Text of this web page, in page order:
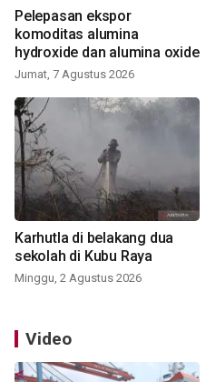
Pelepasan ekspor
komoditas alumina
hydroxide dan alumina oxide
Jumat, 7 Agustus 2026
Karhutla di belakang dua
sekolah di Kubu Raya
Minggu, 2 Agustus 2026
Video